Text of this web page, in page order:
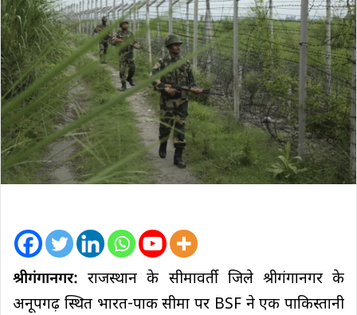
श्रीगंगानगर: राजस्थान के सीमावर्ती जिले श्रीगंगानगर के
अनूपगढ़ स्थित भारत-पाक सीमा पर BSF ने एक पाकिस्तानी